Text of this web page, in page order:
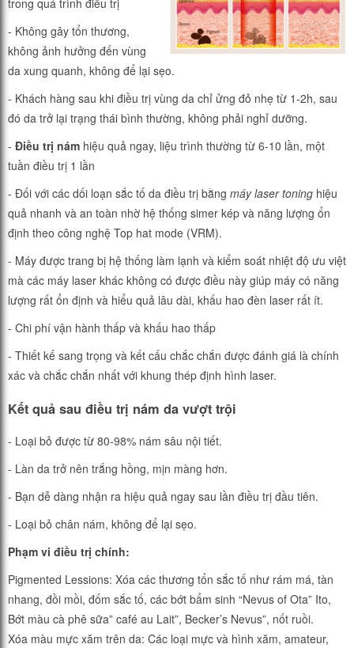
trong quá trình điều trị
- Không gây tổn thương,
không ảnh hưởng đến vùng
da xung quanh, không để lại sẹo.
- Khách hàng sau khi điều trị vùng da chỉ ửng đỏ nhẹ từ 1-2h, sau
đó da trở lại trạng thái bình thường, không phải nghỉ dưỡng.
- Điều trị nám hiệu quả ngay, liệu trình thường từ 6-10 lần, một
tuần điều trị 1 lần
- Đối với các dối loạn sắc tố da điều trị bằng máy laser toning hiệu
quả nhanh và an toàn nhờ hệ thống simer kép và năng lượng ổn
định theo công nghệ Top hat mode (VRM).
- Máy được trang bị hệ thống làm lạnh và kiểm soát nhiệt độ ưu việt
mà các máy laser khác không có được điều này giúp máy có năng
lượng rất ổn định và hiểu quả lâu dài, khấu hao đèn laser rất ít.
- Chi phí vận hành thấp và khấu hao thấp
- Thiết kế sang trọng và kết cấu chắc chắn được đánh giá là chính
xác và chắc chắn nhất với khung thép định hình laser.
Kết quả sau điều trị nám da vượt trội
- Loại bỏ được từ 80-98% nám sâu nội tiết.
- Làn da trở nên trắng hồng, mịn màng hơn.
- Bạn dễ dàng nhận ra hiệu quả ngay sau lần điều trị đầu tiên.
- Loại bỏ chân nám, không để lại sẹo.
Phạm vi điều trị chính:
Pigmented Lessions: Xóa các thương tổn sắc tố như rám má, tàn
nhang, đồi mồi, đốm sắc tố, các bớt bẩm sinh “Nevus of Ota” Ito,
Bớt màu cà phê sữa” café au Lait”, Becker’s Nevus”, nốt ruồi.
Xóa màu mực xăm trên da: Các loại mực và hình xăm, amateur,